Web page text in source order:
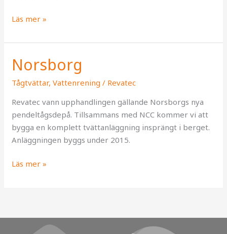
Läs mer »
Norsborg
Tågtvättar,Vattenrening / Revatec
Revatec vann upphandlingen gällande Norsborgs nya
pendeltågsdepå. Tillsammans med NCC kommer vi att
bygga en komplett tvättanläggning insprängt i berget.
Anläggningen byggs under 2015.
Norsborg
Läs mer »